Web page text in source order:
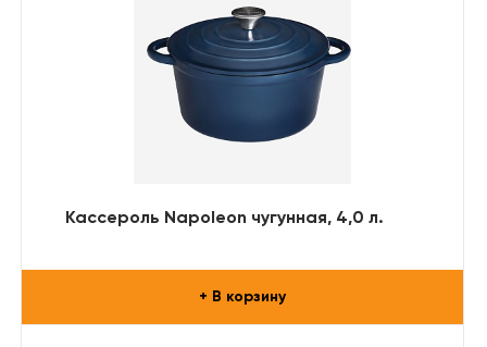
Кассероль Napoleon чугунная, 4,0 л.
+ В корзину